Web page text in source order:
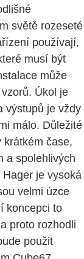
světě rozeseté
používají,
musí být
může
Úkol je
výstupů je vždy
málo. Důležité
krátkém čase,
a spolehlivých
je vysoká
velmi úzce
koncepci to
proto rozhodli
použit